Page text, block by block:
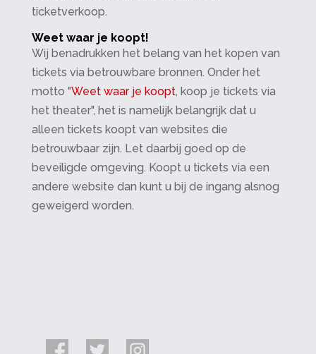
ticketverkoop.
Weet waar je koopt!
Wij benadrukken het belang van het kopen van
tickets via betrouwbare bronnen. Onder het
motto "Weet waar je koopt, koop je tickets via
het theater", het is namelijk belangrijk dat u
alleen tickets koopt van websites die
betrouwbaar zijn. Let daarbij goed op de
beveiligde omgeving. Koopt u tickets via een
andere website dan kunt u bij de ingang alsnog
geweigerd worden.